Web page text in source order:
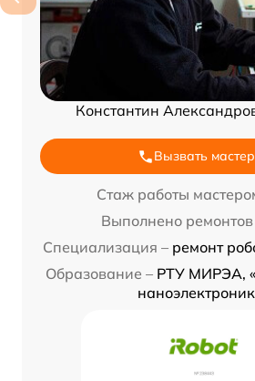
Константин
Вызвать
Стаж работы
Выполнено ремонтов
Специализация – ремонт
Образование – РТУ МИРЭА,